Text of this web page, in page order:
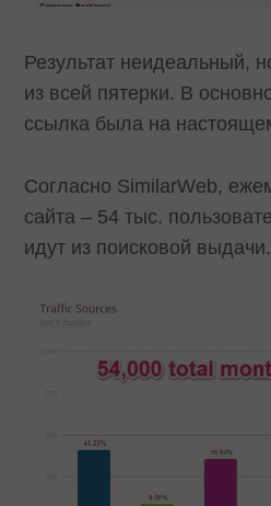
Результат неидеальный,
из всей пятерки. В
ссылка была на
Согласно SimilarWeb,
сайта – 54 тыс.
идут из поисковой выдачи.